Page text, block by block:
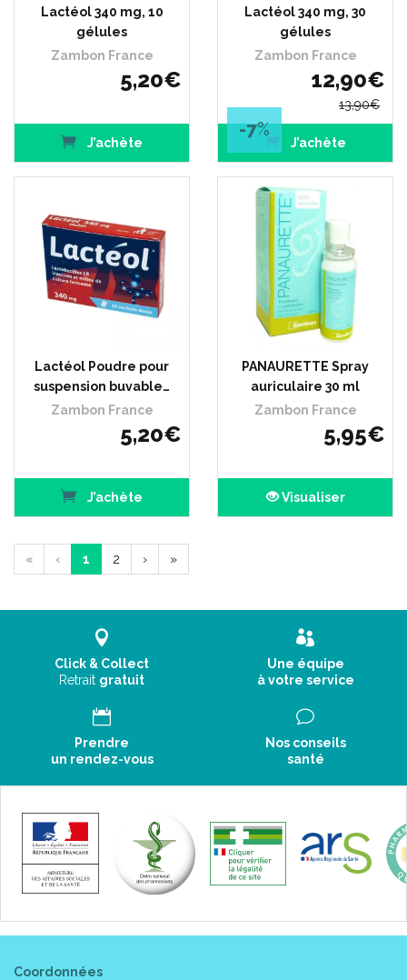
Lactéol 340 mg, 10
gélules
Zambon France
5,20€
J’achète
Lactéol 340 mg, 30
gélules
Zambon France
12,90€
13,90€
-7%
J’achète
Lactéol Poudre pour
suspension buvable…
Zambon France
5,20€
J’achète
PANAURETTE Spray
auriculaire 30 ml
Zambon France
5,95€
Visualiser
« ‹ 1 2 › »
Click & Collect
Retrait gratuit
Une équipe
à votre service
Prendre
un rendez-vous
Nos conseils
santé
Coordonnées